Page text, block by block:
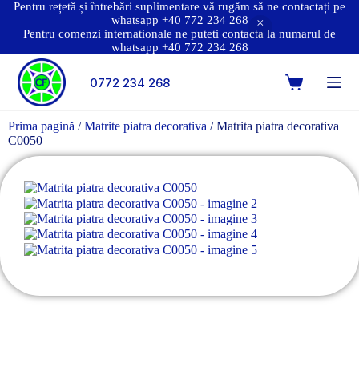
Pentru rețetă și întrebări suplimentare vă rugăm să ne contactați pe
whatsapp +40 772 234 268
Pentru comenzi internationale ne puteti contacta la numarul de
whatsapp +40 772 234 268
0772 234 268
Prima pagină /Matrite piatra decorativa / Matrita piatra decorativa
C0050